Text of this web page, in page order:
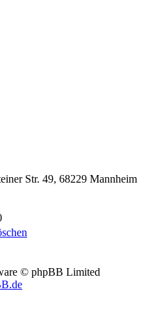
Str. 49, 68229 Mannheim
© phpBB Limited